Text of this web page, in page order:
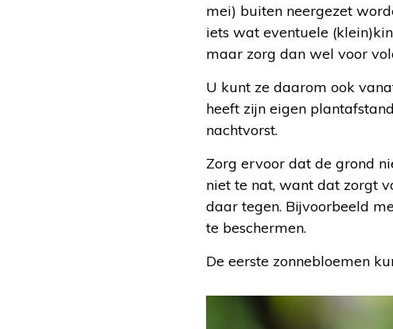
mei) buiten neergezet
iets wat eventuele
maar zorg dan wel voor
U kunt ze daarom ook
heeft zijn eigen
nachtvorst.
Zorg ervoor dat de grond
niet te nat, want dat zorgt
daar tegen. Bijvoorbeeld
te beschermen.
De eerste zonnebloemen